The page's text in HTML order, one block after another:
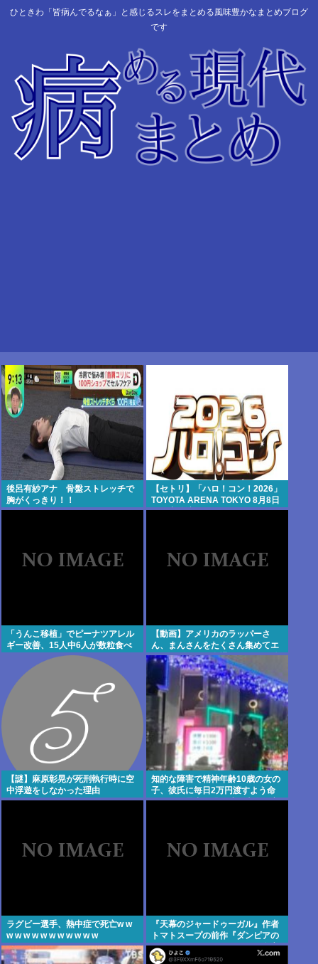
ひときわ「皆病んでるなぁ」と感じるスレをまとめる風味豊かなまとめブログ
です
後呂有紗アナ 骨盤ストレッチで
胸がくっきり！！
【セトリ】「ハロ！コン！2026」
TOYOTA ARENA TOKYO 8月8日
昼・夜公演セットリス
「うんこ移植」でピーナツアレル
ギー改善、15人中6人が数粒食べ
られるようにwww
【動画】アメリカのラッパーさ
ん、まんさんをたくさん集めてエ
チエチダンスを全裸で踊るMVを撮
ってしまう❤
【謎】麻原彰晃が死刑執行時に空
中浮遊をしなかった理由
知的な障害で精神年齢10歳の女の
子、彼氏に毎日2万円渡すよう命
じられ、暴力を恐れ連日売春。客
ラグビー選手、熱中症で死亡w w
w w w w w w w w w w w
『天幕のジャードゥーガル』作者
トマトスープの前作『ダンピアの
おいしい冒険』、ものすごい鬼畜
バッドエンドだった